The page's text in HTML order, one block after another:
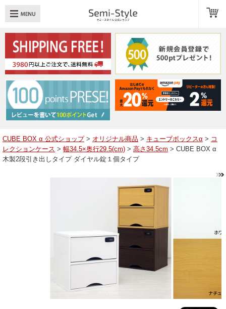
：透明扉 引き出し LED
へ戻る
品一覧
ューブボックスαレイアウト例
CUBE BOX α 公式ショップ> オリジナル商品 > キューブボックスα > コ
レクションケース > 幅34.5×奥行29.5(cm) > 高さ34.5cm > CUBE BOX α
木製2段引き出しタイプ ダイヤル錠１個タイプ